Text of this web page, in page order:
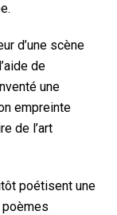
d’une scène
de
une
empreinte
de l’art
poétisent une
poèmes